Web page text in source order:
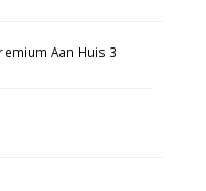
Aan Huis 3